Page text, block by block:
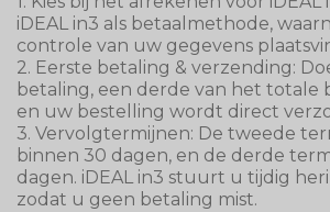
iDEAL in3 als betaalmethode,
controle van uw gegevens
2. Eerste betaling & verzending:
betaling, een derde van het totale
en uw bestelling wordt direct
3. Vervolgtermijnen: De tweede
binnen 30 dagen, en de derde
dagen. iDEAL in3 stuurt u tijdig
zodat u geen betaling mist.